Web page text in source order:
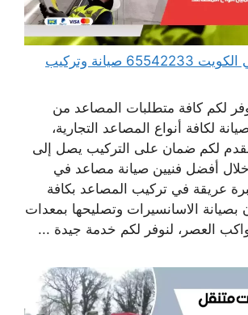
صيانة مصاعد في الكويت 65542233 صيانة وتركيب
لكم كافة متطلبات المصاعد من
لكافة أنواع المصاعد التجارية،
لكم ضمان على التركيب يصل إلى
خلال أفضل فنيين صيانة مصاعد في
عريقة في تركيب المصاعد بكافة
بصيانة الاسانسيرات وتصليحها بمعدات
العصر، لنوفر لكم خدمة جيدة ...